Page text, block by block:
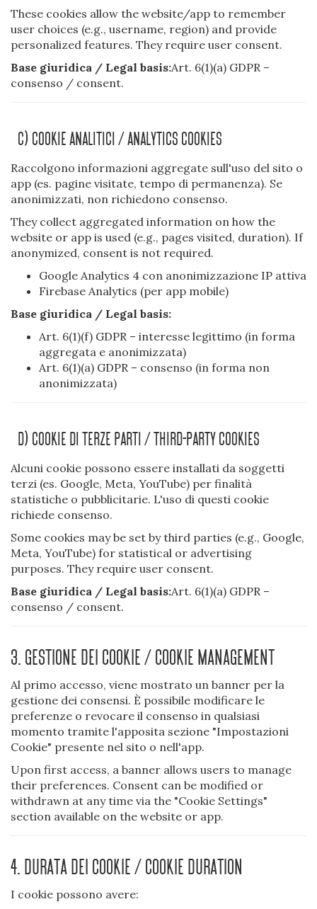
These cookies allow the website/app to remember
user choices (e.g., username, region) and provide
personalized features. They require user consent.
Base giuridica / Legal basis:Art. 6(1)(a) GDPR –
consenso / consent.
C) Cookie Analitici / Analytics Cookies
Raccolgono informazioni aggregate sull'uso del sito o
app (es. pagine visitate, tempo di permanenza). Se
anonimizzati, non richiedono consenso.
They collect aggregated information on how the
website or app is used (e.g., pages visited, duration). If
anonymized, consent is not required.
Google Analytics 4 con anonimizzazione IP attiva
Firebase Analytics (per app mobile)
Base giuridica / Legal basis:
Art. 6(1)(f) GDPR – interesse legittimo (in forma
aggregata e anonimizzata)
Art. 6(1)(a) GDPR – consenso (in forma non
anonimizzata)
D) Cookie Di Terze Parti / Third-Party Cookies
Alcuni cookie possono essere installati da soggetti
terzi (es. Google, Meta, YouTube) per finalità
statistiche o pubblicitarie. L'uso di questi cookie
richiede consenso.
Some cookies may be set by third parties (e.g., Google,
Meta, YouTube) for statistical or advertising
purposes. They require user consent.
Base giuridica / Legal basis:Art. 6(1)(a) GDPR –
consenso / consent.
3. Gestione dei cookie / Cookie management
Al primo accesso, viene mostrato un banner per la
gestione dei consensi. È possibile modificare le
preferenze o revocare il consenso in qualsiasi
momento tramite l'apposita sezione "Impostazioni
Cookie" presente nel sito o nell'app.
Upon first access, a banner allows users to manage
their preferences. Consent can be modified or
withdrawn at any time via the "Cookie Settings"
section available on the website or app.
4. Durata dei cookie / Cookie duration
I cookie possono avere: